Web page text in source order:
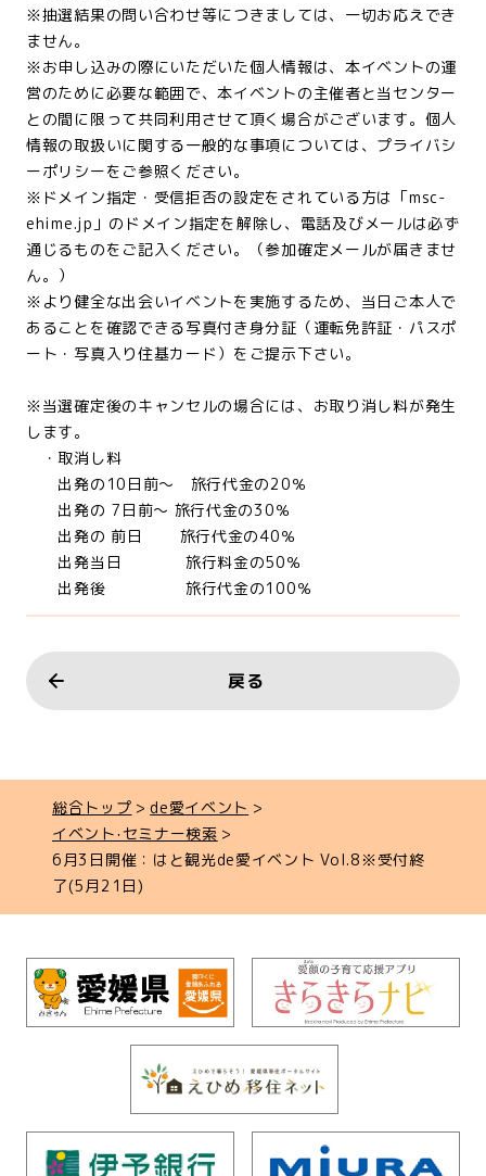
※抽選結果の問い合わせ等につきましては、一切お応えでき
ません。
※お申し込みの際にいただいた個人情報は、本イベントの運
営のために必要な範囲で、本イベントの主催者と当センター
との間に限って共同利用させて頂く場合がございます。個人
情報の取扱いに関する一般的な事項については、プライバシ
ーポリシーをご参照ください。
※ドメイン指定・受信拒否の設定をされている方は「msc-
ehime.jp」のドメイン指定を解除し、電話及びメールは必ず
通じるものをご記入ください。（参加確定メールが届きませ
ん。）
※より健全な出会いイベントを実施するため、当日ご本人で
あることを確認できる写真付き身分証（運転免許証・パスポ
ート・写真入り住基カード）をご提示下さい。
※当選確定後のキャンセルの場合には、お取り消し料が発生
します。
・取消し料
出発の10日前～ 旅行代金の20％
出発の 7日前～ 旅行代金の30％
出発の 前日 旅行代金の40％
出発当日 旅行料金の50％
出発後 旅行代金の100％
戻る
総合トップ
de愛イベント
イベント‧セミナー検索
6月3日開催：はと観光de愛イベント Vol.8※受付終
了(5月21日)